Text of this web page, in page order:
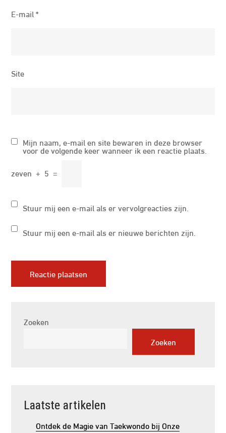
E-mail*
Site
Mijn naam, e-mail en site bewaren in deze browser
voor de volgende keer wanneer ik een reactie plaats.
zeven + 5 =
Stuur mij een e-mail als er vervolgreacties zijn.
Stuur mij een e-mail als er nieuwe berichten zijn.
Zoeken
Zoeken
Laatste artikelen
Ontdek de Magie van Taekwondo bij Onze